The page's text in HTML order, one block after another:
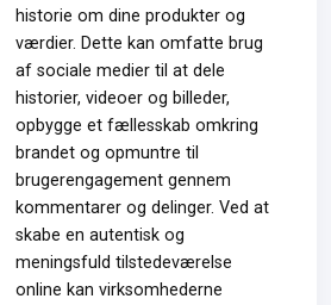
historie om dine produkter og
værdier. Dette kan omfatte brug
af sociale medier til at dele
historier, videoer og billeder,
opbygge et fællesskab omkring
brandet og opmuntre til
brugerengagement gennem
kommentarer og delinger. Ved at
skabe en autentisk og
meningsfuld tilstedeværelse
online kan virksomhederne